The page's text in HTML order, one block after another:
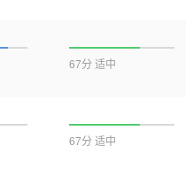
67分 适中
67分 适中